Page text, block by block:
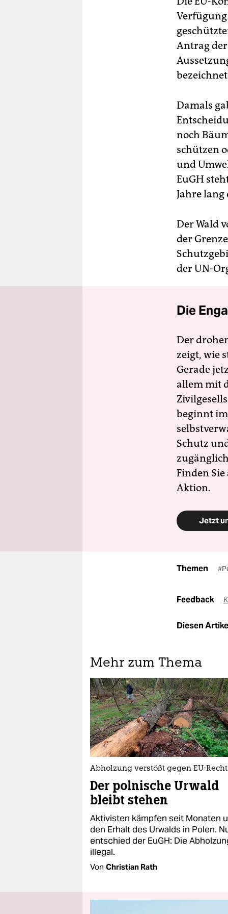
Antrag
Damals
noch
schützen
und
EuGH
Jahre lang
Der Wald
der
der UN-
Die
Der
zeigt, wie
Gerade
allem mit
beginnt
Schutz
Finden
Aktion.
Jetzt
Themen
Feedback
Diesen
Mehr zum Thema
Abholzung verstößt gegen EU-Recht
Der polnische Urwald
bleibt stehen
Aktivisten kämpfen seit Monaten
den Erhalt des Urwalds in Polen.
entschied der EuGH: Die
illegal.
Von Christian Rath